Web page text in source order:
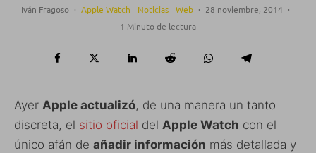
Iván Fragoso · Apple Watch Noticias Web · 28 noviembre, 2014 ·
1 Minuto de lectura
Ayer Apple actualizó, de una manera un tanto
discreta, el sitio oficial del Apple Watch con el
único afán de añadir información más detallada y